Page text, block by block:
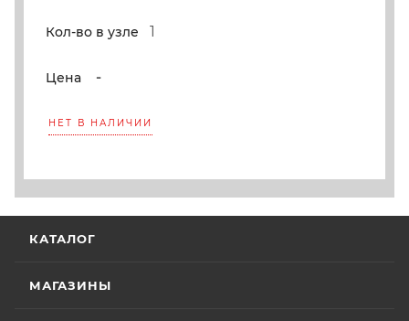
Кол-во в узле 1
Цена -
НЕТ В НАЛИЧИИ
КАТАЛОГ
МАГАЗИНЫ